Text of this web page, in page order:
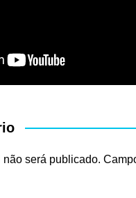
será publicado.